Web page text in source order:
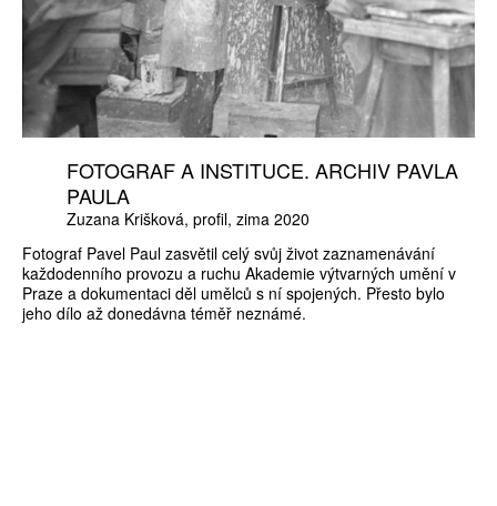
FOTOGRAF A INSTITUCE. ARCHIV PAVLA
PAULA
Zuzana Krišková profil zima 2020
Fotograf Pavel Paul zasvětil celý svůj život zaznamenávání
každodenního provozu a ruchu Akademie výtvarných umění v
Praze a dokumentaci děl umělců s ní spojených. Přesto bylo
jeho dílo až donedávna téměř neznámé.